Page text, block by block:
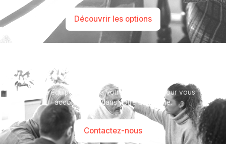
Découvrir les options
Notre équipe se tient à votre disposition pour vous
accompagner dans votre démarche.
Contactez-nous